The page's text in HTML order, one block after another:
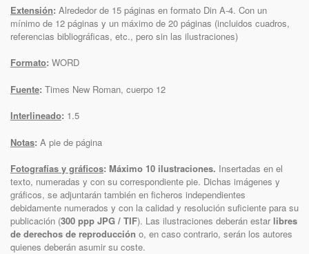
Extensión: Alrededor de 15 páginas en formato Din A-4. Con un
mínimo de 12 páginas y un máximo de 20 páginas (incluidos cuadros,
referencias bibliográficas, etc., pero sin las ilustraciones)
Formato: WORD
Fuente: Times New Roman, cuerpo 12
Interlineado: 1.5
Notas: A pie de página
Fotografías y gráficos: Máximo 10 ilustraciones. Insertadas en el
texto, numeradas y con su correspondiente pie. Dichas imágenes y
gráficos, se adjuntarán también en ficheros independientes
debidamente numerados y con la calidad y resolución suficiente para su
publicación (300 ppp JPG / TIF). Las ilustraciones deberán estar libres
de derechos de reproducción o, en caso contrario, serán los autores
quienes deberán asumir su coste.